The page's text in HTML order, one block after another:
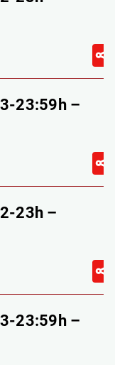
23:59h –
23h –
23:59h –